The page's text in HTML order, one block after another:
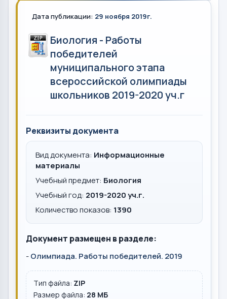
Дата публикации: 29 ноября 2019г.
Биология - Работы
победителей
муниципального этапа
всероссийской олимпиады
школьников 2019-2020 уч.г
Реквизиты документа
Вид документа: Информационные
материалы
Учебный предмет: Биология
Учебный год: 2019-2020 уч.г.
Количество показов: 1390
Документ размещен в разделе:
-Олимпиада. Работы победителей. 2019
Тип файла: ZIP
Размер файла: 28 MБ